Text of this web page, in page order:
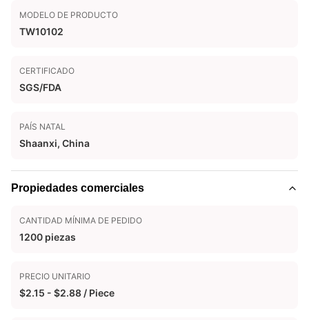
MODELO DE PRODUCTO
TW10102
CERTIFICADO
SGS/FDA
PAÍS NATAL
Shaanxi, China
Propiedades comerciales
CANTIDAD MÍNIMA DE PEDIDO
1200 piezas
PRECIO UNITARIO
$2.15 - $2.88 / Piece